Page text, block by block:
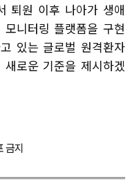
퇴원 이후 나아가 생애
니터링 플랫폼을 구현
있는 글로벌 원격환자
로운 기준을 제시하겠
금지